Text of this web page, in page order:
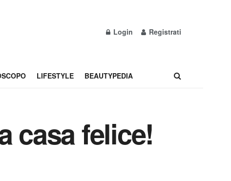
Login Registrati
LIFESTYLE BEAUTYPEDIA
casa felice!